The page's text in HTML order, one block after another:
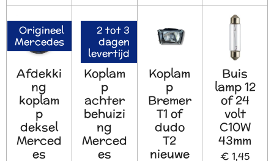
Origineel
Mercedes
Afdekki
ng
koplam
p
deksel
Merced
es
2 tot 3
dagen
levertijd
Koplam
p
achter
behuizi
ng
Merced
es
Koplam
p
Bremer
T1 of
dudo
T2
nieuwe
Buis
lamp 12
of 24
volt
C10W
43mm
€ 1,45